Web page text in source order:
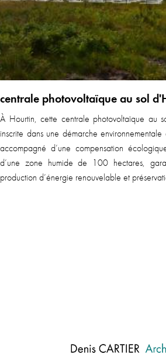
centrale photovoltaïque au sol
À Hourtin, cette centrale photovoltaïque au
inscrite dans une démarche
accompagné d’une compensation
d’une zone humide de 100 hectares,
production d’énergie renouvelable et